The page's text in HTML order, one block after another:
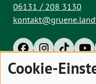
06131 / 208 3130
Impressum
Cookie-